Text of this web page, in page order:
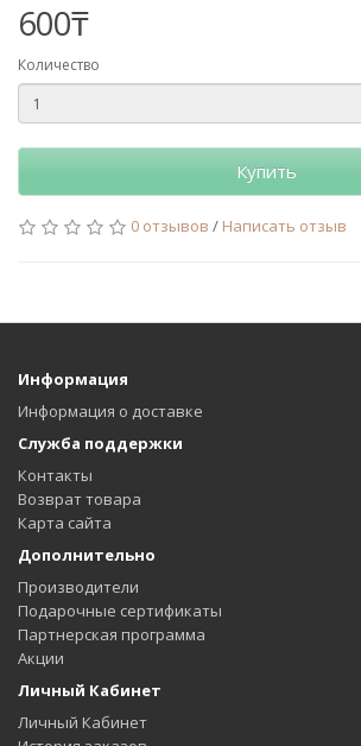
600₸
Количество
Купить
0 отзывов / Написать отзыв
Информация
Информация о доставке
Служба поддержки
Контакты
Возврат товара
Карта сайта
Дополнительно
Производители
Подарочные сертификаты
Партнерская программа
Акции
Личный Кабинет
Личный Кабинет